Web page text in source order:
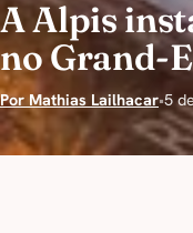
A Alpis
no Grand-
Por Mathias Lailhacar•5